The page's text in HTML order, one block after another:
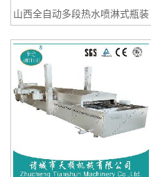
山西全自动多段热水喷淋式瓶装
流水线